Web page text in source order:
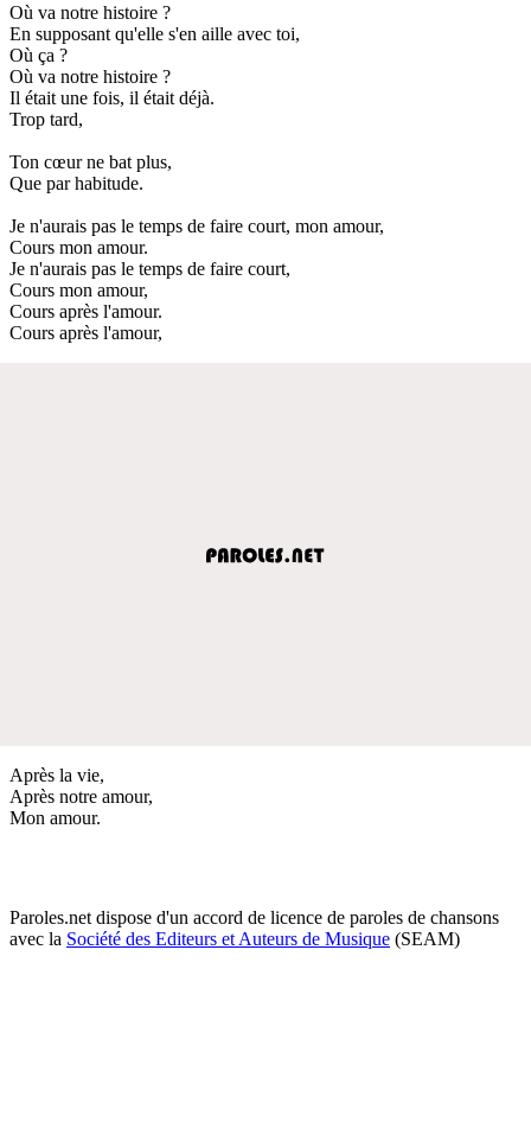
Où va notre histoire ?
En supposant qu'elle s'en aille avec toi,
Où ça ?
Où va notre histoire ?
Il était une fois, il était déjà.
Trop tard,
Ton cœur ne bat plus,
Que par habitude.
Je n'aurais pas le temps de faire court, mon amour,
Cours mon amour.
Je n'aurais pas le temps de faire court,
Cours mon amour,
Cours après l'amour.
Cours après l'amour,
Après la vie,
Après notre amour,
Mon amour.
Paroles.net dispose d'un accord de licence de paroles de chansons
avec la Société des Editeurs et Auteurs de Musique (SEAM)